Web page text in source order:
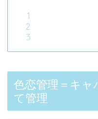
色恋管理＝キャ
て管理